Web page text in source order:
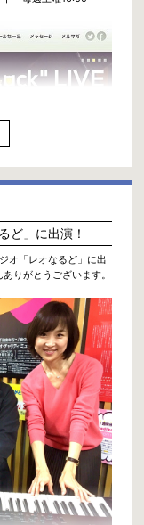
ど」に出演！
オ「レオなるど」に出
りがとうございます。